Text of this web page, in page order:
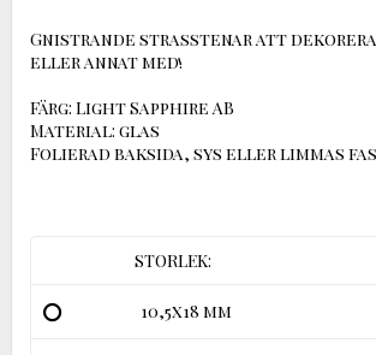
Gnistrande strasstenar att
eller annat med!
Färg: Light Sapphire AB
Material: glas
Folierad baksida, sys eller limmas
STORLEK:
10,5x18 mm